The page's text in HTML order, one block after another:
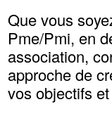
Que vous
Pme/Pmi, en
association,
approche de
vos objectifs